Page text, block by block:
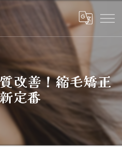
改善！縮毛矯正
定番